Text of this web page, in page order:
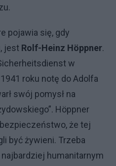
pojawia się, gdy
jest Rolf-Heinz Höppner.
w
roku notę do Adolfa
swój pomysł na
Höppner
że tej
być żywieni. Trzeba
humanitarnym